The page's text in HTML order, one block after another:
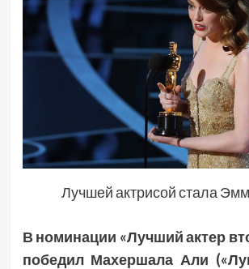
Лучшей актрисой стала
В номинации «Лучший актер
победил Махершала Али